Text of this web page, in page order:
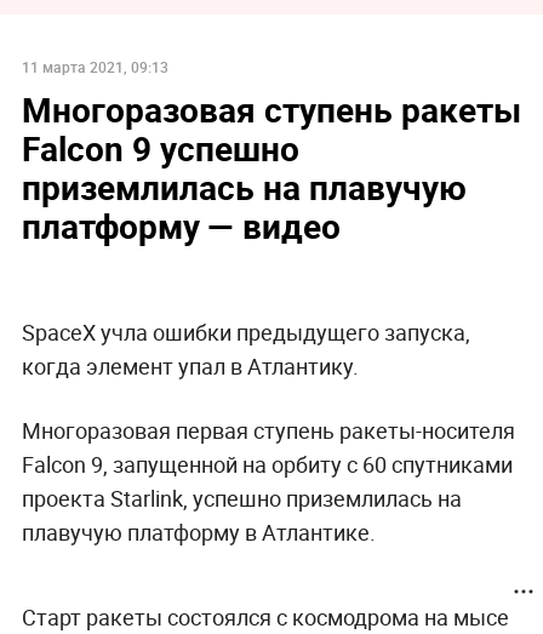
11 марта 2021, 09:13
Многоразовая ступень ракеты
Falcon 9 успешно
приземлилась на плавучую
платформу — видео
SpaceX учла ошибки предыдущего запуска,
когда элемент упал в Атлантику.
Многоразовая первая ступень ракеты-носителя
Falcon 9, запущенной на орбиту с 60 спутниками
проекта Starlink, успешно приземлилась на
плавучую платформу в Атлантике.
Старт ракеты состоялся с космодрома на мысе